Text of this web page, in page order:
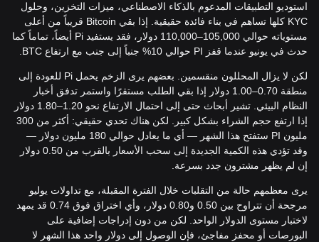
استوديو التطبيقات المدعوم بالذكاء الاصطناعي، ميزات التخزين، وحلول
KYC كلها تساهم في بناء فائدة حقيقية. إذا بقي Bitcoin قريباً من أعلى
مستوياته حوالي 105,000–110,000 دولار، فقد يستفيد Pi أيضاً، تماماً كما
حدث في يونيو عندما قفز PI حوالي 10% جنباً إلى جنب مع ارتفاع BTC.
لكن لا يزال المحللون منقسمين. بعضهم يرى الزخم يحمل Pi للعودة إلى
منطقة 0.70–1.00 دولار إذا بقي الطلب مستقرًا واستمر تدفق أخبار
النظام البيئي. تشير أبحاث حتى إلى احتمال الارتفاع نحو 1.20–1.80 دولار
إذا ارتفع حجم الشراء بشكل كبير. لكن هناك تحدي حقيقي: أكثر من 300
مليون PI ستفتح هذا الشهر — أي ما يعادل حوالي 180 مليون دولار —
وقد تؤدي هذه الكمية الجديدة إلى سحب الأسعار بالقرب من 0.50 دولار
إن لم يظهر مشترون جدد بسرعة.
يرى معظمهم حالة من التقلبات خلال الفترة المقبلة، مع تداولات يوليو
مرجحة أن تتراوح بين 0.50 و0.80 دولار، وأي اختراق فوق 0.74 قد يمهد
لاختبار مستوى الدولار الواحد. لكن من دون إدراجات إضافية على
البورصات أو محفز مفاجئ، فإن الوصول إلى دولار واحد هذا الشهر لا